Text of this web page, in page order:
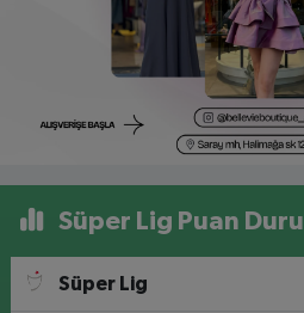
Süper Lig Puan
Süper Lig